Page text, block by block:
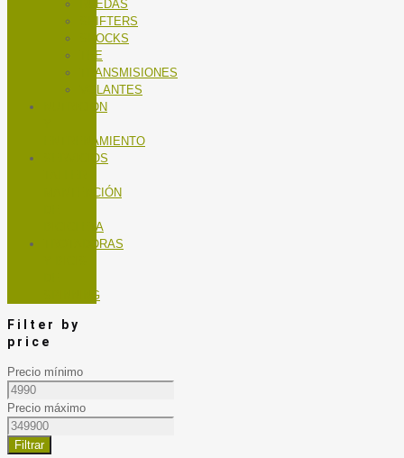
RUEDAS
SHIFTERS
SHOCKS
TEE
TRANSMISIONES
VOLANTES
NUTRICIÓN
ENTRENAMIENTO
SERVICIOS
MANTENCIÓN
BICICLETA
TROTADORAS
SPINNING
Filter by
price
Precio mínimo
Precio máximo
Filtrar